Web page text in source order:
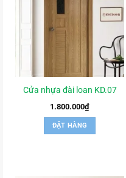
Cửa nhựa đài loan KD.07
1.800.000₫
ĐẶT HÀNG